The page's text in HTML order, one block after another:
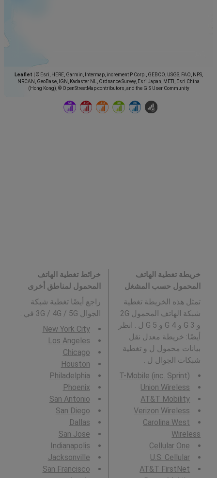
Leaflet
© Esri, HERE, Garmin, Intermap, increment P Corp., GEBCO, USGS, FAO, NPS,
NRCAN, GeoBase, IGN, Kadaster NL, Ordnance Survey, Esri Japan, METI, Esri China
(Hong Kong), © OpenStreetMap contributors, and the GIS User Community
خريطة تغطية الهاتف
المحمول حسب المشغل
تمثل هذه الخريطة تغطية
شبكة الهاتف المحمول 2G
و 3 G و 4 G و 5 G ل . انظر
أيضًا: خريطة معدل نقل
بيانات محمول ل و تغطية
شبكات الجوال ل .
T-Mobile (inc. Sprint)
Union Wireless
AT&T Mobility
Verizon Wireless
Carolina West
Wireless
Cellular One
U.S. Cellular
AT&T FirstNet
خرائط تغطية الهاتف
المحمول لمناطق أخرى
راجع أيضًا تغطية شبكة
الجوال 3G / 4G / 5G في
:
New York City
Los Angeles
Chicago
Houston
Philadelphia
Phoenix
San Antonio
San Diego
Dallas
San Jose
Indianapolis
Jacksonville
San Francisco